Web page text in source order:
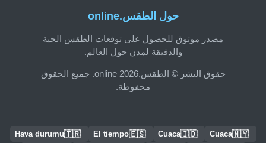
حول الطقس.online
مصدر موثوق للحصول على توقعات الطقس الحية
والدقيقة لمدن حول العالم.
حقوق النشر © الطقس.online 2026. جميع الحقوق
محفوظة.
🇲🇾
Cuaca
🇮🇩
Cuaca
🇪🇸
El tiempo
🇹🇷
Hava durumu